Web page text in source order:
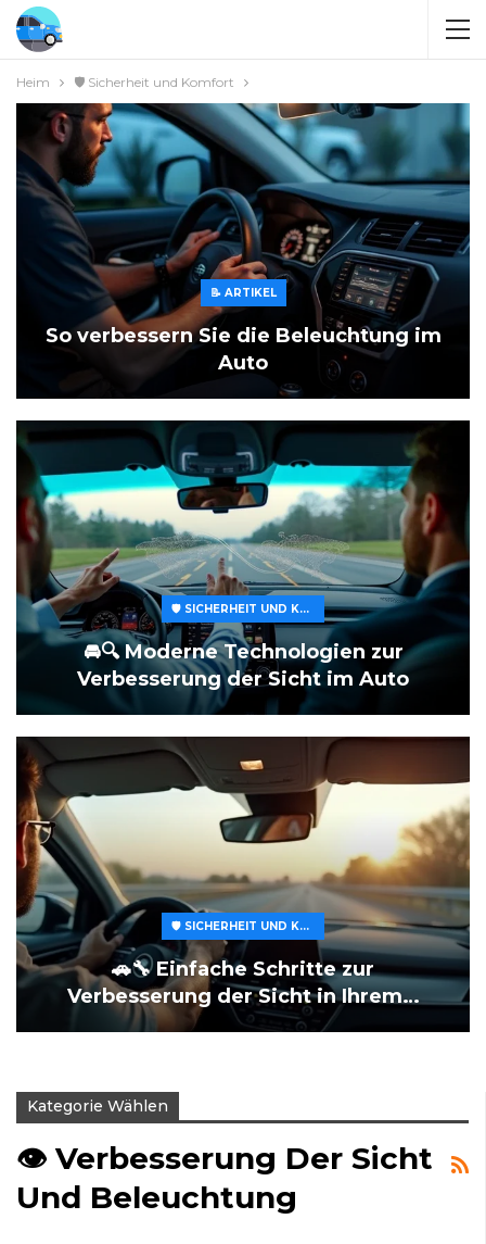
Heim 🛡️ Sicherheit und Komfort
📝 ARTIKEL
So verbessern Sie die Beleuchtung im
Auto
🛡️ SICHERHEIT UND KOMFORT
🚘🔍 Moderne Technologien zur
Verbesserung der Sicht im Auto
🛡️ SICHERHEIT UND KOMFORT
🚗🔧 Einfache Schritte zur
Verbesserung der Sicht in Ihrem…
Kategorie Wählen
👁️ Verbesserung Der Sicht
Und Beleuchtung